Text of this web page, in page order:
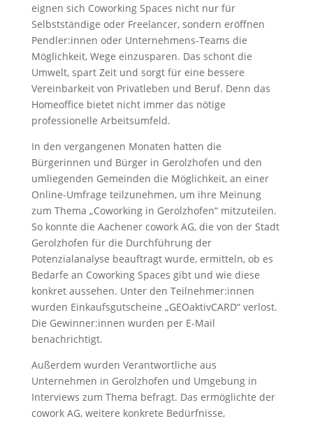
eignen sich Coworking Spaces nicht nur für
Selbstständige oder Freelancer, sondern eröffnen
Pendler:innen oder Unternehmens-Teams die
Möglichkeit, Wege einzusparen. Das schont die
Umwelt, spart Zeit und sorgt für eine bessere
Vereinbarkeit von Privatleben und Beruf. Denn das
Homeoffice bietet nicht immer das nötige
professionelle Arbeitsumfeld.
In den vergangenen Monaten hatten die
Bürgerinnen und Bürger in Gerolzhofen und den
umliegenden Gemeinden die Möglichkeit, an einer
Online-Umfrage teilzunehmen, um ihre Meinung
zum Thema „Coworking in Gerolzhofen“ mitzuteilen.
So konnte die Aachener cowork AG, die von der Stadt
Gerolzhofen für die Durchführung der
Potenzialanalyse beauftragt wurde, ermitteln, ob es
Bedarfe an Coworking Spaces gibt und wie diese
konkret aussehen. Unter den Teilnehmer:innen
wurden Einkaufsgutscheine „GEOaktivCARD“ verlost.
Die Gewinner:innen wurden per E-Mail
benachrichtigt.
Außerdem wurden Verantwortliche aus
Unternehmen in Gerolzhofen und Umgebung in
Interviews zum Thema befragt. Das ermöglichte der
cowork AG, weitere konkrete Bedürfnisse,